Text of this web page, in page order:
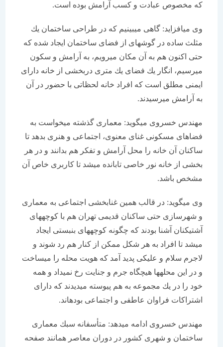
كه مخصوص عبادت و كسب آرامش بوده است.
وی می‏افزاید: گاهی می‏بینیم كه در طراحی ساختمان یك
مثلث ساده در گوشه‏ای از فضای ساختمان ایجاد شده كه
حتی اكنون هم به آن مكان می‏رویم، به آرامش و سكون
می‏رسیم، انگار یك فضای یك متری دربخشی از خانه دارای
ایمنی مطلق است كه افراد خانه لحظاتی با حضور در آن
به آرامش می‏رسیدند.
مهندس خسروی می‏گوید: معماری گذشته می‏خواست به
فضاهای مسكونی غنای معنوی، اجتماعی و هنری بدهد تا
ساكنان آن خانه را محل آرامش و تفكر هم بدانند و در هر
بخشی از خانه نور خاصی تابانده می‏شد تا كاربری خاص آن
مشخص باشد.
وی می‏گوید: در قالب همین غنابخشی اجتماعی به معماری
و شهرسازی حتی ساكنان قدیمی تهران هم با كوچه‏های
آشتی‏كنان آشنا بودند كه چگونه كوچه‏های بن‏بستی ایجاد
می‏شد تا افراد به هر شكل ممكن از كنار هم رد شوند و
لاجرم سلام و علیكی پدید آمد كه هویت محله را می‏ساخت
و در این محله‏ها هیچگاه جرم و جنایت رخ نمی‏داد و همه
خود را در یك مجموعه به هم پیوسته می‏دیدند كه دارای
اشتراكات فراوان عاطفی و اجتماعی بوده‏اند.
مهندس خسروی ادامه می‏دهد: متأسفانه سبك معماری
ساختمان و شهری كشور در دوران معاصر همانند صفحه